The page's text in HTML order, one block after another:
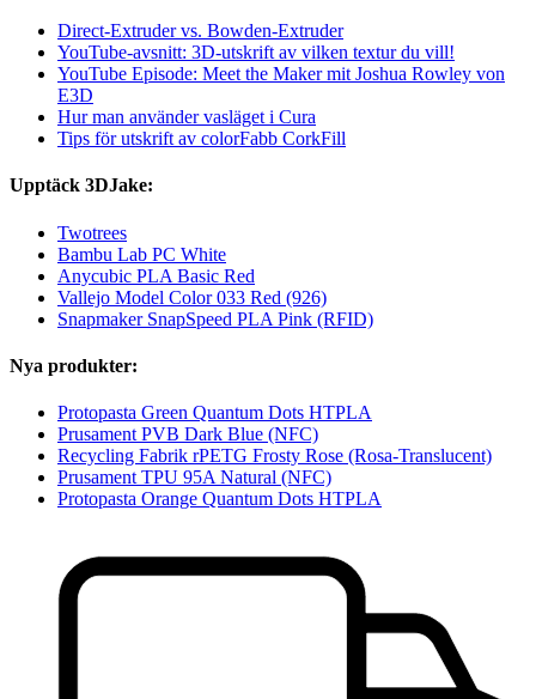
Direct-Extruder vs. Bowden-Extruder
YouTube-avsnitt: 3D-utskrift av vilken textur du vill!
YouTube Episode: Meet the Maker mit Joshua Rowley von
E3D
Hur man använder vasläget i Cura
Tips för utskrift av colorFabb CorkFill
Upptäck 3DJake:
Twotrees
Bambu Lab PC White
Anycubic PLA Basic Red
Vallejo Model Color 033 Red (926)
Snapmaker SnapSpeed PLA Pink (RFID)
Nya produkter:
Protopasta Green Quantum Dots HTPLA
Prusament PVB Dark Blue (NFC)
Recycling Fabrik rPETG Frosty Rose (Rosa-Translucent)
Prusament TPU 95A Natural (NFC)
Protopasta Orange Quantum Dots HTPLA